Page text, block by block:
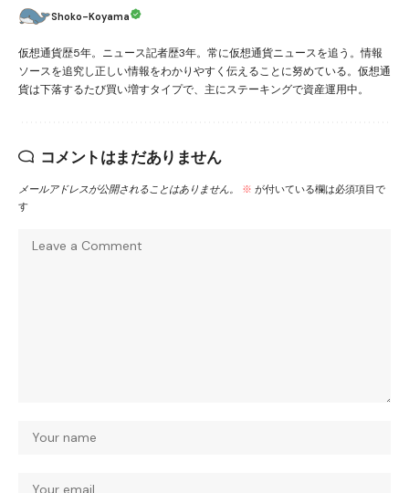
Shoko-Koyama
仮想通貨歴5年。ニュース記者歴3年。常に仮想通貨ニュースを追う。情報
ソースを追究し正しい情報をわかりやすく伝えることに努めている。仮想通
貨は下落するたび買い増すタイプで、主にステーキングで資産運用中。
コメントはまだありません
メールアドレスが公開されることはありません。 ※ が付いている欄は必須項目で
す